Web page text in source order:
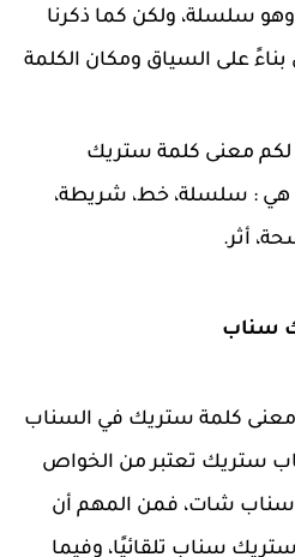
سلسلة، ولكن كما ذكرنا
على السياق ومكان الكلمة
معنى كلمة ستريك
هي : سلسلة، خط، شريطة،
أثر.
سناب
معنى كلمة ستريك في السناب
ستريك تعتبر من الخواص
سناب شات، فمن المهم أن
سناب تلقائيًا، وفيما